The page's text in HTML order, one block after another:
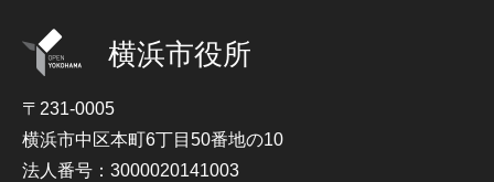
横浜市役所
〒231-0005
横浜市中区本町6丁目50番地の10
法人番号：3000020141003